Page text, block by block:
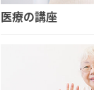
医療の講座